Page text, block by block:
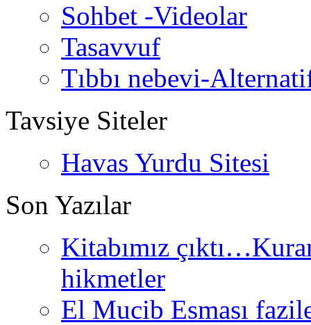
Sohbet -Videolar
Tasavvuf
Tıbbı nebevi-
Tavsiye Siteler
Havas Yurdu Sitesi
Son Yazılar
Kitabımız
hikmetler
El Mucib Esması